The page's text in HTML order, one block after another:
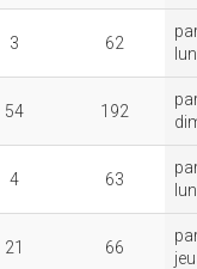
3 62
54 192
4 63
21 66